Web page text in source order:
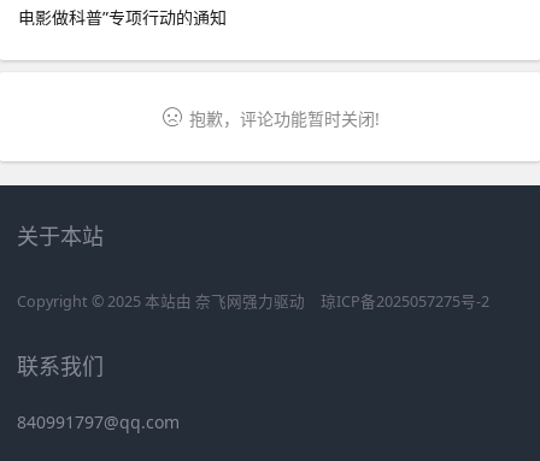
电影做科普”专项行动的通知
抱歉，评论功能暂时关闭!
关于本站
Copyright © 2025 本站由 奈飞网强力驱动 琼ICP备2025057275号-2
联系我们
840991797@qq.com